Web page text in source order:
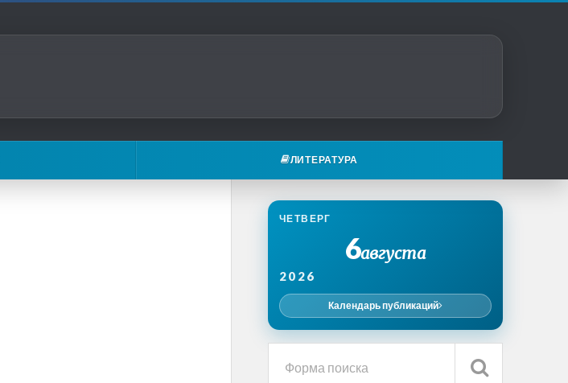
ЛИТЕРАТУРА
ЧЕТВЕРГ
6августа
2026
Календарь публикаций